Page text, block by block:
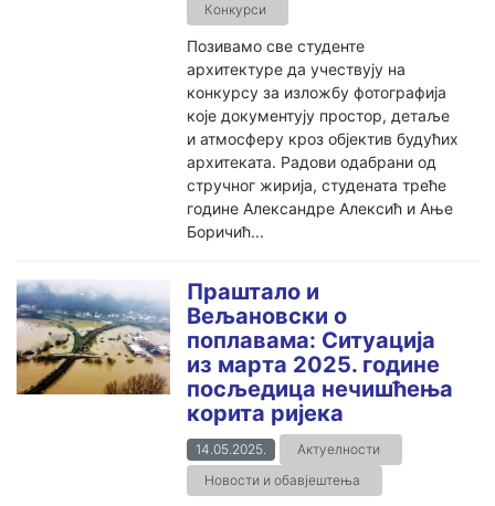
Конкурси
Позивамо све студенте
архитектуре да учествују на
конкурсу за изложбу фотографија
које документују простор, детаље
и атмосферу кроз објектив будућих
архитеката. Радови одабрани од
стручног жирија, студената треће
године Александре Алексић и Ање
Боричић...
Праштало и
Вељановски о
поплавама: Ситуација
из марта 2025. године
посљедица нечишћења
корита ријека
14.05.2025.
Актуелности
Новости и обавјештења